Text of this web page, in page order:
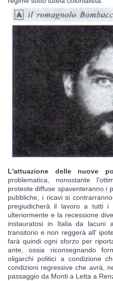
L'attuazione delle nuove
problematica, nonostante
proteste diffuse spaventeranno i
pubbliche, i ricavi si
pregiudicherà il lavoro a tutti i
ulteriormente e la recessione
instauratosi in Italia da lacuni
transitorio e non reggerà all'
farà quindi ogni sforzo per
ante, ossia riconsegnando
oligarchi politici a condizione
condizioni regressive che avrà,
passaggio da Monti a Letta a